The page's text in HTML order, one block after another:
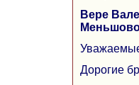
Вере
Дорогие